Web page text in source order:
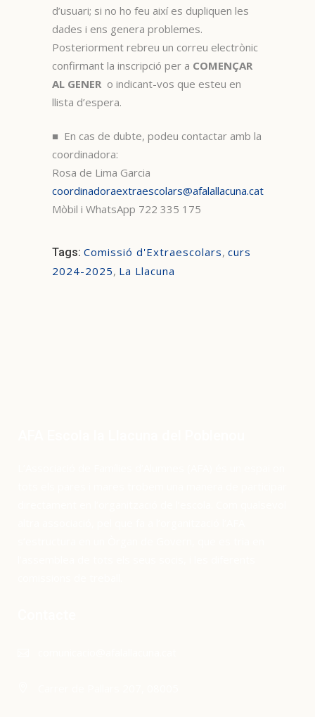
d’usuari; si no ho feu així es dupliquen les
dades i ens genera problemes.
Posteriorment rebreu un correu electrònic
confirmant la inscripció per a COMENÇAR
AL GENER o indicant-vos que esteu en
llista d’espera.
■ En cas de dubte, podeu contactar amb la
coordinadora:
Rosa de Lima Garcia
coordinadoraextraescolars@afalallacuna.cat
Mòbil i WhatsApp 722 335 175
Tags: Comissió d'Extraescolars, curs
2024-2025, La Llacuna